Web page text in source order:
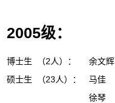
2005级：
博士生 （2人）：
余文
硕士生 （23人）：
马佳
徐琴